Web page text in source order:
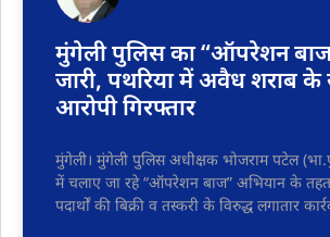
मुंगेली पुलिस का “ऑपरेशन
जारी, पथरिया में अवैध शराब
आरोपी गिरफ्तार
मुंगेली। मुंगेली पुलिस अधीक्षक भोजराम पटेल
में चलाए जा रहे “ऑपरेशन बाज” अभियान के
पदार्थों की बिक्री व तस्करी के विरुद्ध लगातार